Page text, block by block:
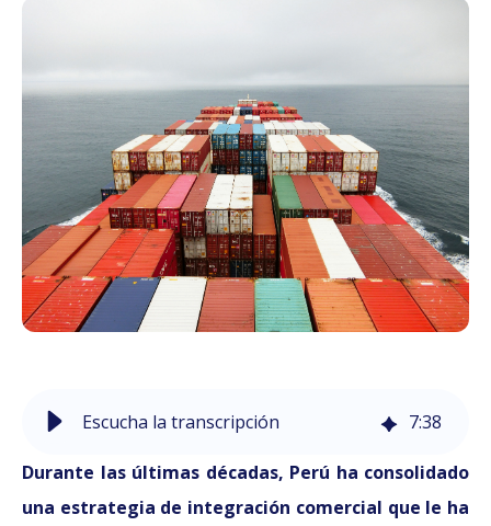
Escucha la transcripción 7:38
Durante las últimas décadas, Perú ha consolidado
una estrategia de integración comercial que le ha